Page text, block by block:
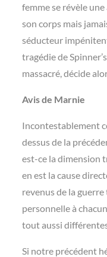
femme se révèle
son corps mais
séducteur
tragédie de
massacré, décide
Avis de Marnie
Incontestablement
dessus de la
est-ce la dimension
en est la cause
revenus de la
personnelle à
tout aussi
Si notre précédent